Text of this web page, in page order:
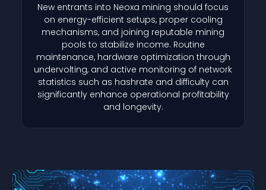
New entrants into Neoxa mining should focus
on energy-efficient setups, proper cooling
mechanisms, and joining reputable mining
pools to stabilize income. Routine
maintenance, hardware optimization through
undervolting, and active monitoring of network
statistics such as hashrate and difficulty can
significantly enhance operational profitability
and longevity.